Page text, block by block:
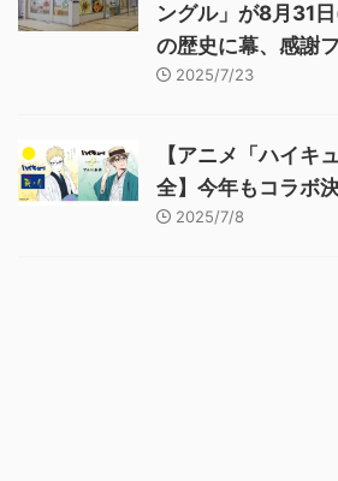
ングル」が8月31
の歴史に幕、感謝
2025/7/23
【アニメ「ハイキ
全】今年もコラボ
2025/7/8